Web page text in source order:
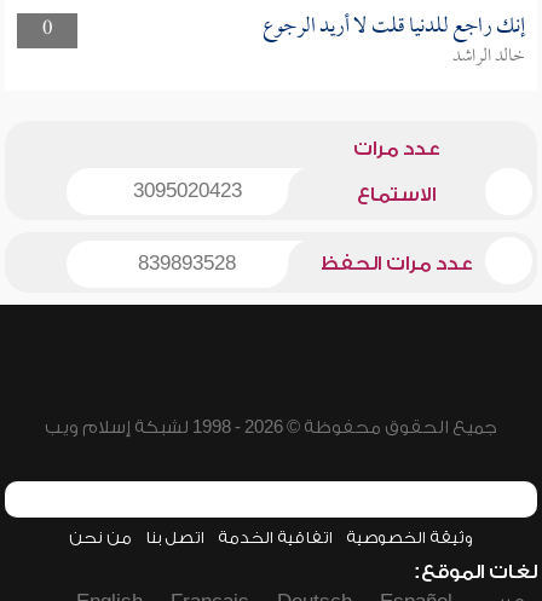
0
إنك راجع للدنيا قلت لا أريد الرجوع
خالد الراشد
عدد مرات
الاستماع 3095020423
عدد مرات الحفظ 839893528
جميع الحقوق محفوظة © 2026 - 1998 لشبكة إسلام ويب
وثيقة الخصوصية اتفاقية الخدمة اتصل بنا من نحن
لغات الموقع: